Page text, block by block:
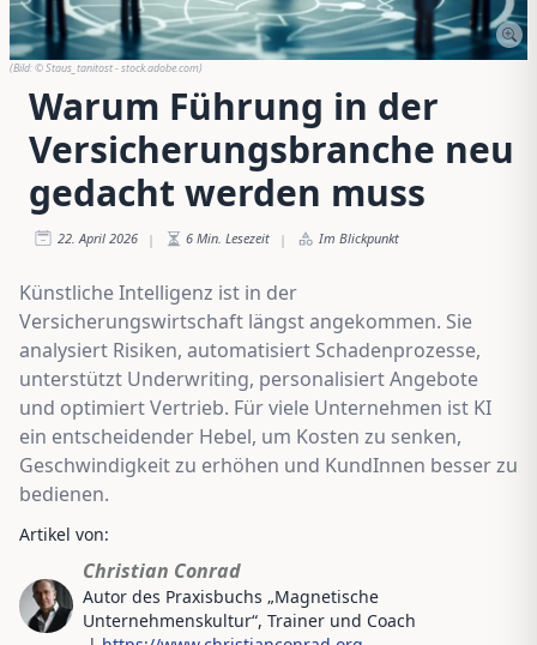
(Bild:© Staus_tanitost - stock.adobe.com)
Warum Führung in der
Versicherungsbranche neu
gedacht werden muss
22. April 2026 | 6 Min. Lesezeit | Im Blickpunkt
Künstliche Intelligenz ist in der
Versicherungswirtschaft längst angekommen. Sie
analysiert Risiken, automatisiert Schadenprozesse,
unterstützt Underwriting, personalisiert Angebote
und optimiert Vertrieb. Für viele Unternehmen ist KI
ein entscheidender Hebel, um Kosten zu senken,
Geschwindigkeit zu erhöhen und KundInnen besser zu
bedienen.
Artikel von:
Christian Conrad
Autor des Praxisbuchs „Magnetische
Unternehmenskultur“, Trainer und Coach